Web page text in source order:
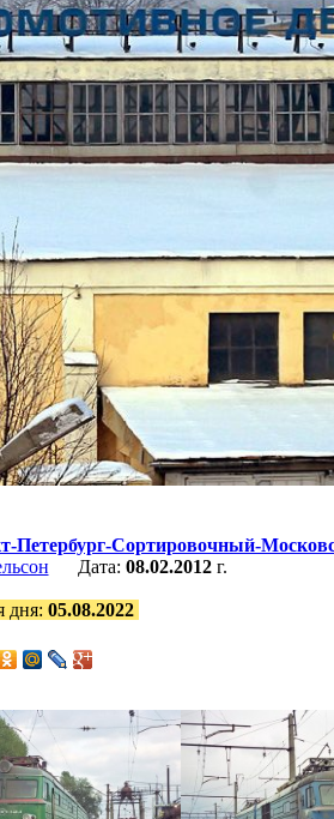
Петербург-Сортировочный-
Дата: 08.02.2012г.
дня: 05.08.2022